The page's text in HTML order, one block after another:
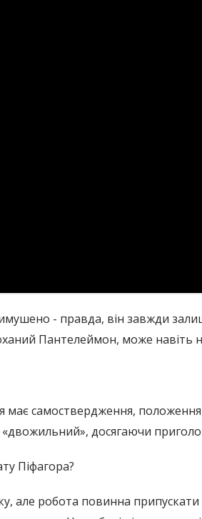
- правда, він завжди
Пантелеймон, може навіть
самоствердження,
досягаючи
Піфагора?
але робота повинна припускати